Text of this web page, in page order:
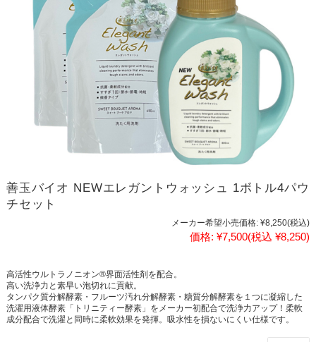
善玉バイオ NEWエレガントウォッシュ 1ボトル4パウ
チセット
メーカー希望小売価格: ¥8,250(税込)
価格: ¥7,500(税込 ¥8,250)
高活性ウルトラノニオン®界面活性剤を配合。
高い洗浄力と素早い泡切れに貢献。
タンパク質分解酵素・フルーツ汚れ分解酵素・糖質分解酵素を１つに凝縮した
洗濯用液体酵素「トリニティー酵素」をメーカー初配合で洗浄力アップ！柔軟
成分配合で洗濯と同時に柔軟効果を発揮。吸水性を損ないにくい仕様です。